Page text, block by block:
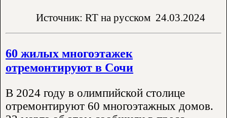
Источник: RT на русском 24.03.2024
60 жилых многоэтажек
отремонтируют в Сочи
В 2024 году в олимпийской столице
отремонтируют 60 многоэтажных домов.